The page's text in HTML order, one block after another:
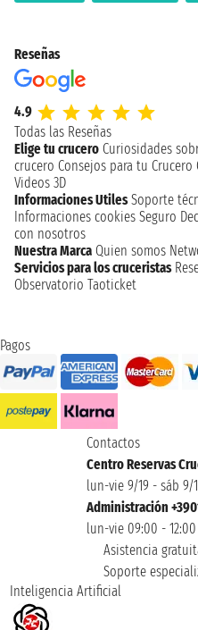
Reseñas
4.9
Todas las Reseñas
Elige tu crucero Curiosidades
crucero Consejos para tu Crucero
Videos 3D
Informaciones Utiles Soporte
Informaciones cookies Seguro
con nosotros
Nuestra Marca Quien somos
Servicios para los cruceristas
Observatorio Taoticket
Pagos
Contactos
Centro Reservas
lun-vie 9/19 - sáb 9/
Administración
lun-vie 09:00 - 12:00
Asistencia
Soporte
Inteligencia Artificial